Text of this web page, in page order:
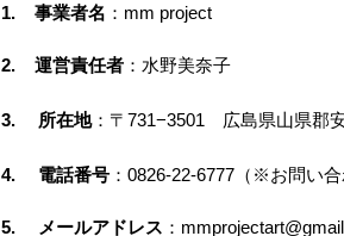
1. 事業者名 ：mm project
2. 運営責任者 ：水野美奈子
3. 所在地：〒731−3501 広島県山県郡
4. 電話番号 ：0826-22-6777（※お問い
5. メールアドレス ：